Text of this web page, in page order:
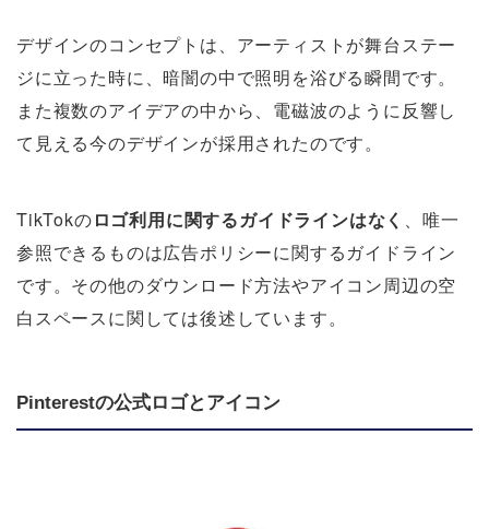
デザインのコンセプトは、アーティストが舞台ステー
ジに立った時に、暗闇の中で照明を浴びる瞬間です。
また複数のアイデアの中から、電磁波のように反響し
て見える今のデザインが採用されたのです。
TikTokのロゴ利用に関するガイドラインはなく 、唯一
参照できるものは広告ポリシーに関するガイドライン
です。その他のダウンロード方法やアイコン周辺の空
白スペースに関しては後述しています。
Pinterestの公式ロゴとアイコン